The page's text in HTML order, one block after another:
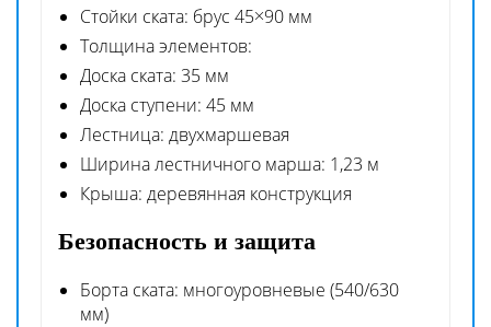
Стойки ската: брус 45×90 мм
Толщина элементов:
Доска ската: 35 мм
Доска ступени: 45 мм
Лестница: двухмаршевая
Ширина лестничного марша: 1,23 м
Крыша: деревянная конструкция
Безопасность и защита
Борта ската: многоуровневые (540/630
мм)